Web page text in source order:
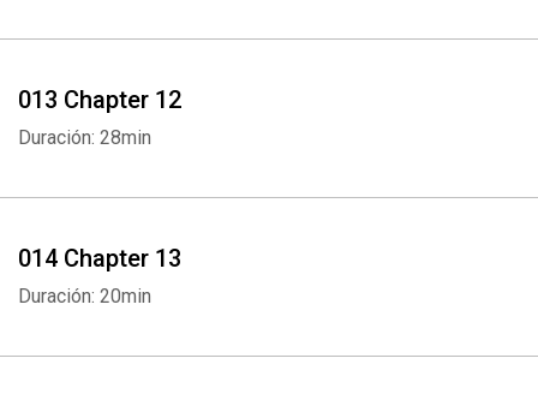
013 Chapter 12
Duración: 28min
014 Chapter 13
Duración: 20min